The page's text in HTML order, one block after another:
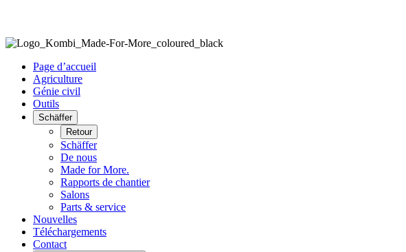
Page d’accueil
Agriculture
Génie civil
Outils
Schäffer
Retour
Schäffer
De nous
Made for More.
Rapports de chantier
Salons
Parts & service
Nouvelles
Téléchargements
Contact